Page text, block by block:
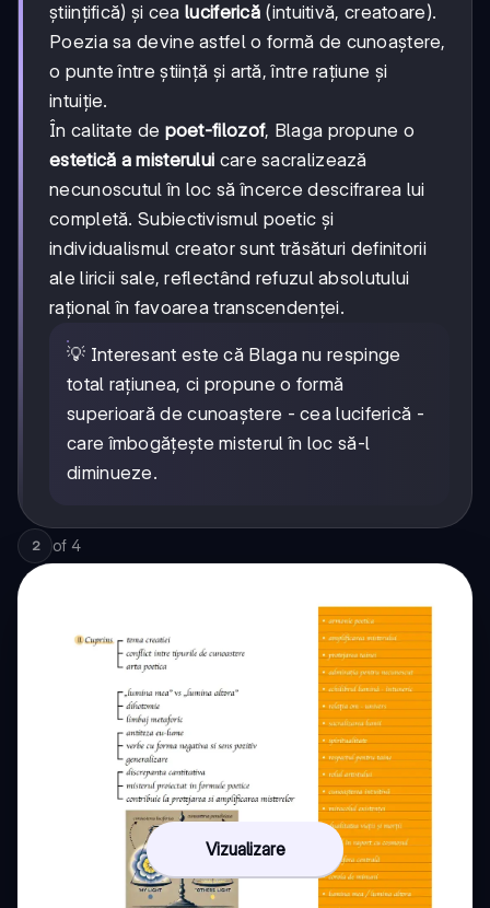
științifică) și cealuciferică (intuitivă, creatoare).
Poezia sa devine astfel o formă de cunoaștere,
o punte între știință și artă, între rațiune și
intuiție.
În calitate de poet-filozof, Blaga propune o
estetică a misterului care sacralizează
necunoscutul în loc să încerce descifrarea lui
completă. Subiectivismul poetic și
individualismul creator sunt trăsături definitorii
ale liricii sale, reflectând refuzul absolutului
rațional în favoarea transcendenței.
💡 Interesant este că Blaga nu respinge
total rațiunea, ci propune o formă
superioară de cunoaștere - cea luciferică -
care îmbogățește misterul în loc să-l
diminueze.
2 of 4
Vizualizare